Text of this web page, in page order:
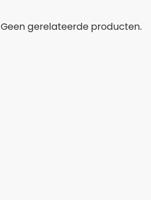
Geen gerelateerde producten.